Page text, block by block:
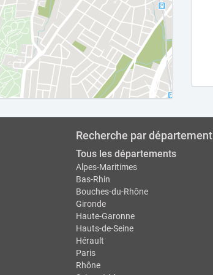
Recherche par département
Tous les départements
Alpes-Maritimes
Bas-Rhin
Bouches-du-Rhône
Gironde
Haute-Garonne
Hauts-de-Seine
Hérault
Paris
Rhône